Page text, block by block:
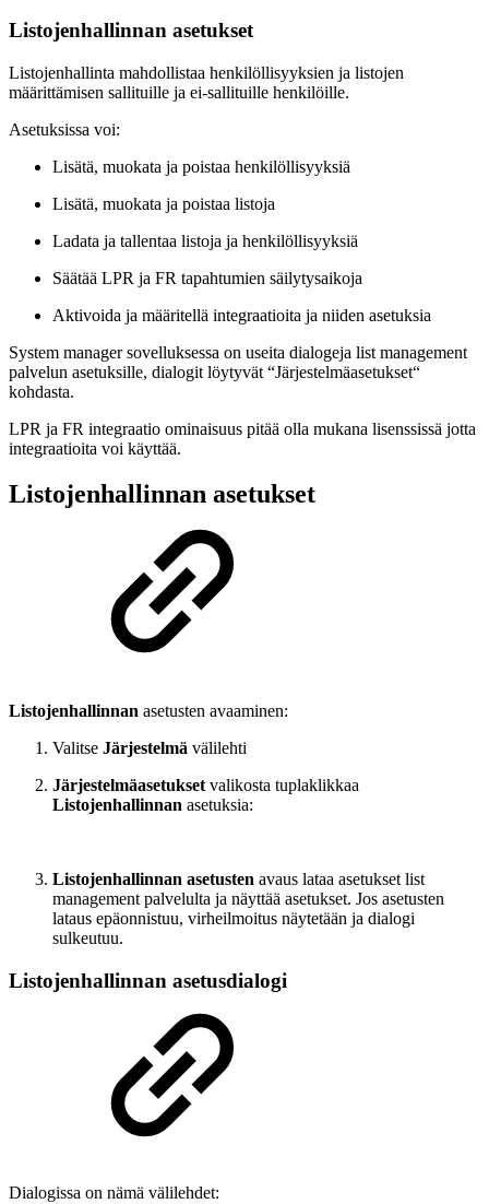
Listojenhallinnan asetukset
Listojenhallinta mahdollistaa henkilöllisyyksien ja listojen
määrittämisen sallituille ja ei-sallituille henkilöille.
Asetuksissa voi:
Lisätä, muokata ja poistaa henkilöllisyyksiä
Lisätä, muokata ja poistaa listoja
Ladata ja tallentaa listoja ja henkilöllisyyksiä
Säätää LPR ja FR tapahtumien säilytysaikoja
Aktivoida ja määritellä integraatioita ja niiden asetuksia
System manager sovelluksessa on useita dialogeja list management
palvelun asetuksille, dialogit löytyvät “Järjestelmäasetukset“
kohdasta.
LPR ja FR integraatio ominaisuus pitää olla mukana lisenssissä jotta
integraatioita voi käyttää.
Listojenhallinnan asetukset
Listojenhallinnan asetusten avaaminen:
Valitse Järjestelmä välilehti
Järjestelmäasetukset valikosta tuplaklikkaa
Listojenhallinnan asetuksia:
Listojenhallinnan asetusten avaus lataa asetukset list
management palvelulta ja näyttää asetukset. Jos asetusten
lataus epäonnistuu, virheilmoitus näytetään ja dialogi
sulkeutuu.
Listojenhallinnan asetusdialogi
Dialogissa on nämä välilehdet: